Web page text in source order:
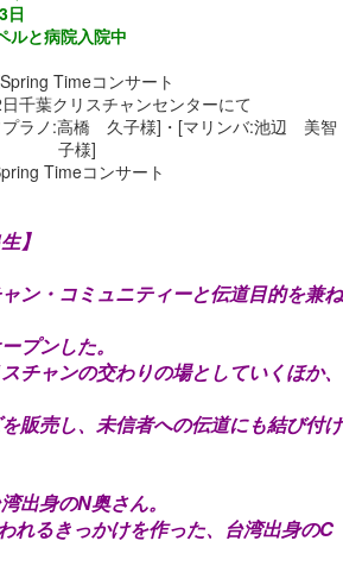
日
ルと病院入院中
千葉クリスチャンセンターにて
ラノ:高橋 久子様]・[マリンバ:池辺 美智
子様]
Timeコンサート
】
ン・コミュニティーと伝道目的を兼ね
プンした。
チャンの交わりの場としていくほか、
販売し、未信者への伝道にも結び付け
出身のN奥さん。
れるきっかけを作った、台湾出身のC